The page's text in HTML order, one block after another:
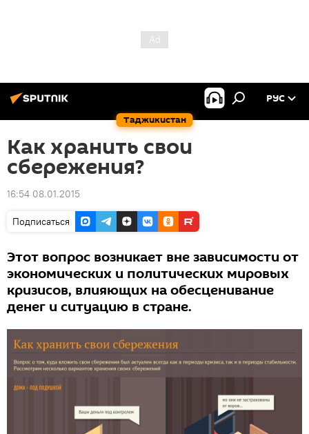
Таджикистан
РУС
Как хранить свои
сбережения?
16:54 08.01.2015
Подписаться
Этот вопрос возникает вне зависимости от
экономических и политических мировых
кризисов, влияющих на обесценивание
денег и ситуацию в стране.